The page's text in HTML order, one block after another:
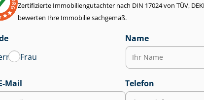
Zertifizierte Im­mo­bi­li­en­gut­ach­ter nach DIN 17024 von TÜV,
bewerten Ihre Immobilie sachgemäß.
Frau
Name
Mail Telefon